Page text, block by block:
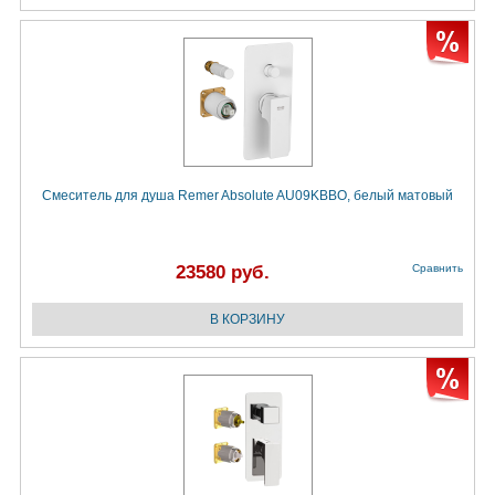
Смеситель для душа Remer Absolute AU09KBBO, белый матовый
23580 руб. Сравнить